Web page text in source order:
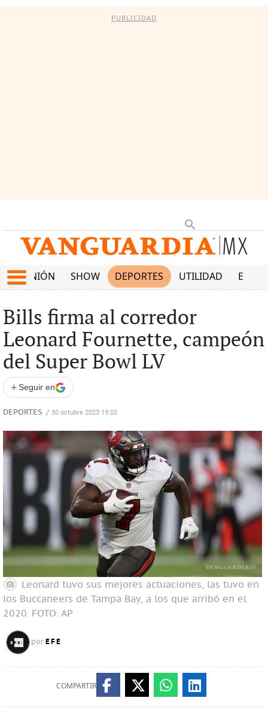
PUBLICIDAD
OPINIÓN SHOW DEPORTES UTILIDAD
Bills firma al corredor
Leonard Fournette, campeón
del Super Bowl LV
+ Seguir en
DEPORTES / 30 octubre 2023 19:03
Leonard tuvo sus mejores actuaciones, las tuvo en
los Buccaneers de Tampa Bay, a los que arribó en el
2020. FOTO: AP
por EFE
COMPARTIR